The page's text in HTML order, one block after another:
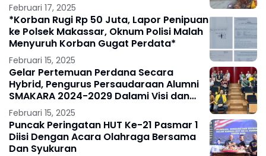
Februari 17, 2025
*Korban Rugi Rp 50 Juta, Lapor Penipuan
ke Polsek Makassar, Oknum Polisi Malah
Menyuruh Korban Gugat Perdata*
Februari 15, 2025
Gelar Pertemuan Perdana Secara
Hybrid, Pengurus Persaudaraan Alumni
SMAKARA 2024-2029 Dalami Visi dan
Misi Organisasi
Februari 15, 2025
Puncak Peringatan HUT Ke-21 Pasmar 1
Diisi Dengan Acara Olahraga Bersama
Dan Syukuran